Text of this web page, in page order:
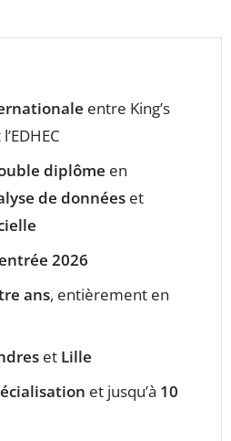
entre King’s
diplôme en
de données et
2026
ans, entièrement en
et Lille
et jusqu’à 10